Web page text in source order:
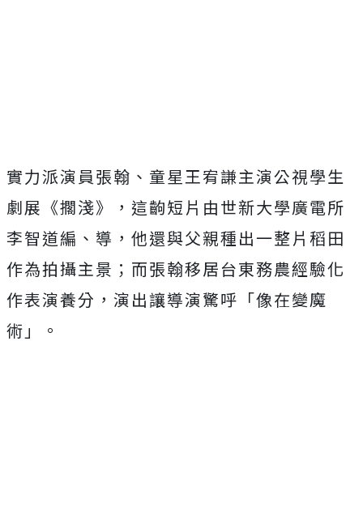
實力派演員張翰、童星王宥謙主演公視學生
劇展《擱淺》
，這齣短片由世新大學廣電所
李智道編、導， 他還與父親種出一整片稻田
作為拍攝主景； 而張翰移居台東務農經驗化
作表演養分，演出讓導演驚呼「像在變魔
術」。